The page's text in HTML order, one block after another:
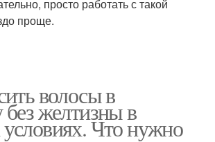
просто работать с такой
проще.
волосы в
желтизны в
Что нужно